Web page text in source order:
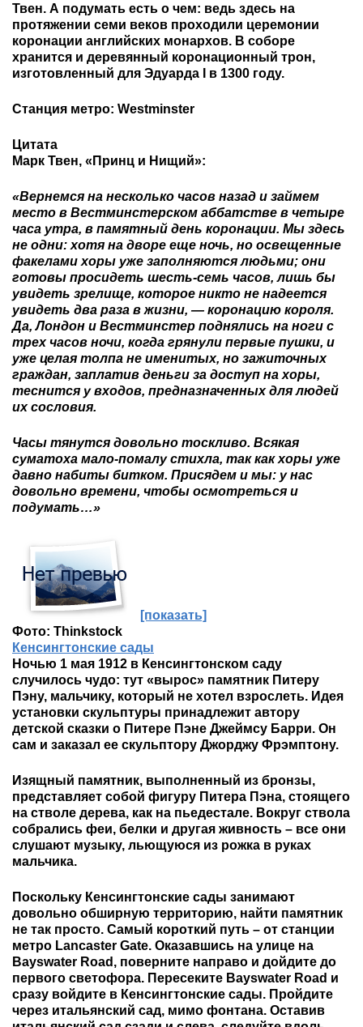
Твен. А подумать есть о чем: ведь здесь на
протяжении семи веков проходили церемонии
коронации английских монархов. В соборе
хранится и деревянный коронационный трон,
изготовленный для Эдуарда I в 1300 году.
Станция метро: Westminster
Цитата
Марк Твен, «Принц и Нищий»:
«Вернемся на несколько часов назад и займем
место в Вестминстерском аббатстве в четыре
часа утра, в памятный день коронации. Мы здесь
не одни: хотя на дворе еще ночь, но освещенные
факелами хоры уже заполняются людьми; они
готовы просидеть шесть-семь часов, лишь бы
увидеть зрелище, которое никто не надеется
увидеть два раза в жизни, — коронацию короля.
Да, Лондон и Вестминстер поднялись на ноги с
трех часов ночи, когда грянули первые пушки, и
уже целая толпа не именитых, но зажиточных
граждан, заплатив деньги за доступ на хоры,
теснится у входов, предназначенных для людей
их сословия.
Часы тянутся довольно тоскливо. Всякая
суматоха мало-помалу стихла, так как хоры уже
давно набиты битком. Присядем и мы: у нас
довольно времени, чтобы осмотреться и
подумать…»
[показать]
Фото: Thinkstock
Кенсингтонские сады
Ночью 1 мая 1912 в Кенсингтонском саду
случилось чудо: тут «вырос» памятник Питеру
Пэну, мальчику, который не хотел взрослеть. Идея
установки скульптуры принадлежит автору
детской сказки о Питере Пэне Джеймсу Барри. Он
сам и заказал ее скульптору Джорджу Фрэмптону.
Изящный памятник, выполненный из бронзы,
представляет собой фигуру Питера Пэна, стоящего
на стволе дерева, как на пьедестале. Вокруг ствола
собрались феи, белки и другая живность – все они
слушают музыку, льющуюся из рожка в руках
мальчика.
Поскольку Кенсингтонские сады занимают
довольно обширную территорию, найти памятник
не так просто. Самый короткий путь – от станции
метро Lancaster Gate. Оказавшись на улице на
Bayswater Road, поверните направо и дойдите до
первого светофора. Пересеките Bayswater Road и
сразу войдите в Кенсингтонские сады. Пройдите
через итальянский сад, мимо фонтана. Оставив